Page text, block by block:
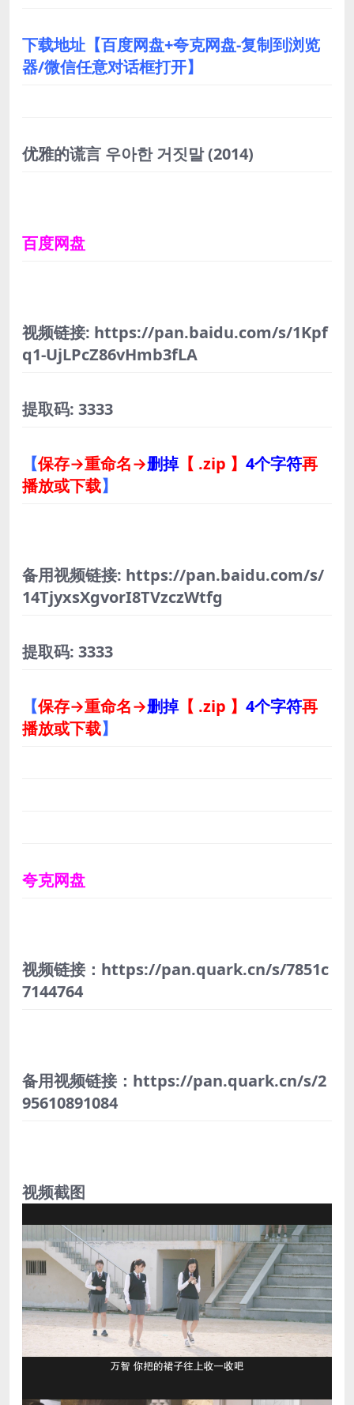
下载地址【百度网盘+夸克网盘-复制到浏览
器/微信任意对话框打开】
优雅的谎言 우아한 거짓말(2014)
百度网盘
视频链接: https://pan.baidu.com/s/1Kpf
q1-UjLPcZ86vHmb3fLA
提取码: 3333
【保存→重命名→删掉【 .zip 】 4个字符再
播放或下载】
备用视频链接: https://pan.baidu.com/s/
14TjyxsXgvorI8TVzczWtfg
提取码: 3333
【保存→重命名→删掉【 .zip 】 4个字符再
播放或下载】
夸克网盘
视频链接：https://pan.quark.cn/s/7851c
7144764
备用视频链接：https://pan.quark.cn/s/2
95610891084
视频截图